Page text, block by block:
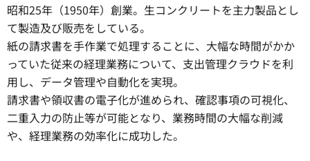
昭和25年（1950年）創業。生コンクリートを主力製品とし
て製造及び販売をしている。
紙の請求書を手作業で処理することに、大幅な時間がかか
っていた従来の経理業務について、支出管理クラウドを利
用し、データ管理や自動化を実現。
請求書や領収書の電子化が進められ、確認事項の可視化、
二重入力の防止等が可能となり、業務時間の大幅な削減
や、経理業務の効率化に成功した。